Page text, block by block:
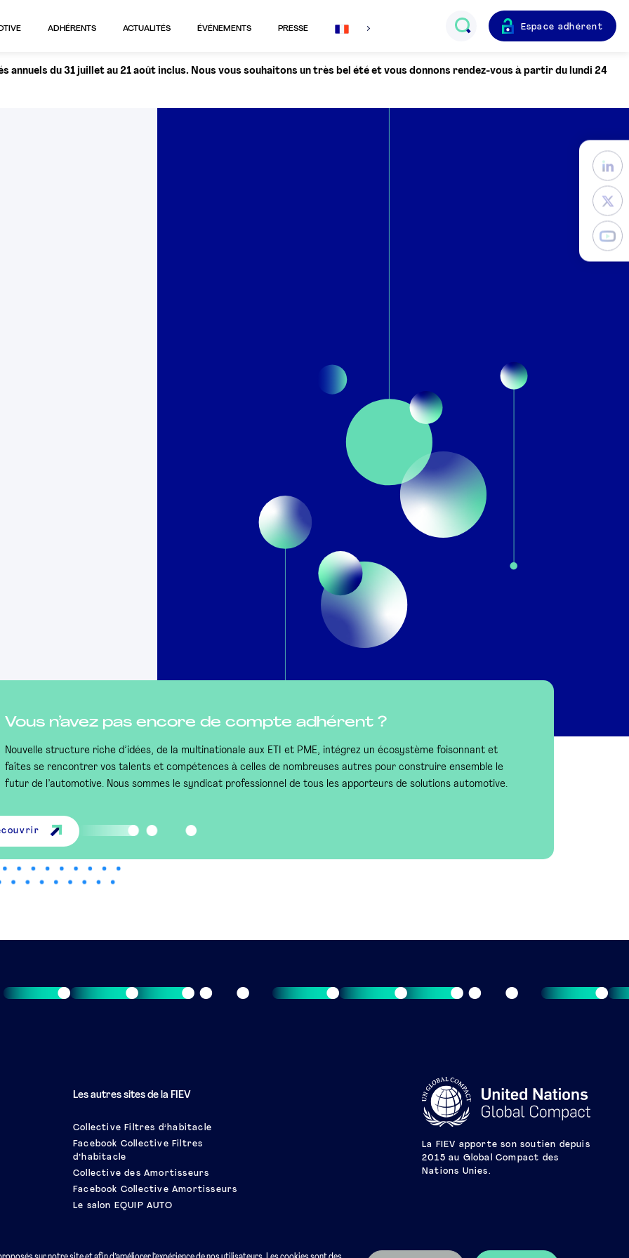
ADHÉRENTS ACTUALITÉS ÉVÉNEMENTS PRESSE
Français
Espace adhérent
annuels du 31 juillet au 21 août inclus. Nous vous souhaitons un très bel été et vous donnons rendez-vous à partir du lundi 24
Vous n’avez pas encore de compte adhérent ?
Nouvelle structure riche d’idées, de la multinationale aux ETI et PME, intégrez un écosystème foisonnant et
faîtes se rencontrer vos talents et compétences à celles de nombreuses autres pour construire ensemble le
futur de l’automotive. Nous sommes le syndicat professionnel de tous les apporteurs de solutions automotive.
Les autres sites de la FIEV
Collective Filtres d’habitacle
Facebook Collective Filtres
d’habitacle
Collective des Amortisseurs
Facebook Collective Amortisseurs
Le salon EQUIP AUTO
La FIEV apporte son soutien depuis
2015 au Global Compact des
Nations Unies.